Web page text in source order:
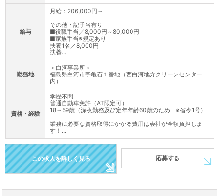
給与
月給：206,000円～
その他下記手当有り
■役職手当／8,000円～80,000円
■家族手当※規定あり
扶養1名／8,000円
扶養...
勤務地
＜白河事業所＞
福島県白河市字亀石１番地（西白河地方クリーンセンター
内）
資格・経験
学歴不問
普通自動車免許（AT限定可）
18～59歳（深夜勤務及び定年年齢60歳のため ※省令1号）
業務に必要な資格取得にかかる費用は会社が全額負担しま
す！...
この求人を詳しく見る 応募する